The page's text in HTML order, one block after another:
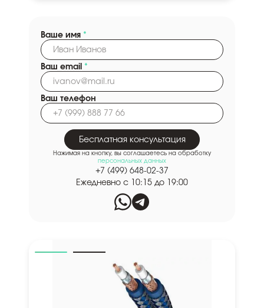
Ваше имя *
Ваш email *
Ваш телефон
Бесплатная консультация
Нажимая на кнопку, вы соглашаетесь на обработку
персональных данных
+7 (499) 648-02-37
Ежедневно с 10:15 до 19:00